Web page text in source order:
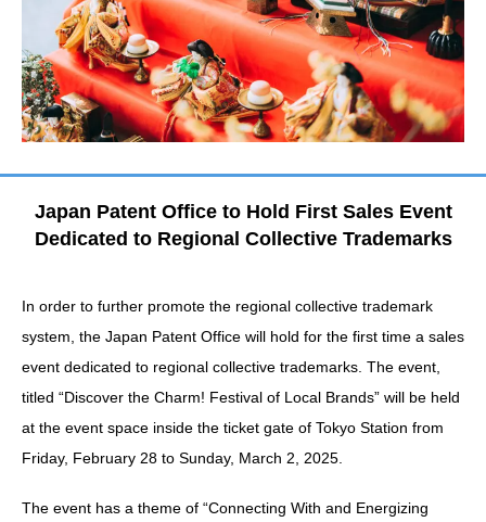
Japan Patent Office to Hold First Sales Event
Dedicated to Regional Collective Trademarks
In order to further promote the regional collective trademark
system, the Japan Patent Office will hold for the first time a sales
event dedicated to regional collective trademarks. The event,
titled “Discover the Charm! Festival of Local Brands” will be held
at the event space inside the ticket gate of Tokyo Station from
Friday, February 28 to Sunday, March 2, 2025.
The event has a theme of “Connecting With and Energizing